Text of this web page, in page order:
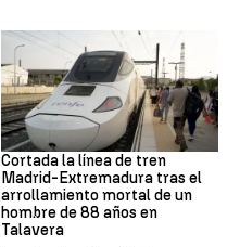
Trenes
Cortada la línea de tren
Madrid-Extremadura tras el
arrollamiento mortal de un
hombre de 88 años en
Talavera